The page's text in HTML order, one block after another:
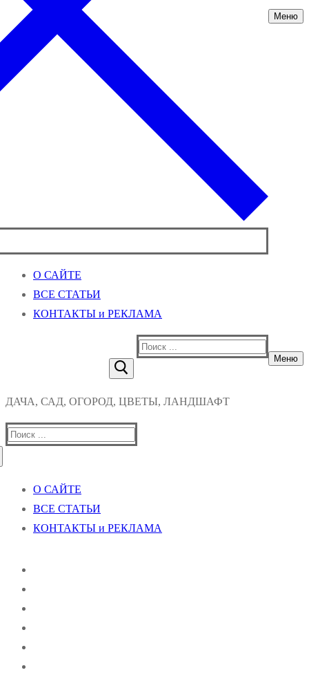
Меню
О САЙТЕ
ВСЕ СТАТЬИ
КОНТАКТЫ и РЕКЛАМА
Найти:
Меню
ДАЧА, САД, ОГОРОД, ЦВЕТЫ, ЛАНДШАФТ
Найти:
О САЙТЕ
ВСЕ СТАТЬИ
КОНТАКТЫ и РЕКЛАМА